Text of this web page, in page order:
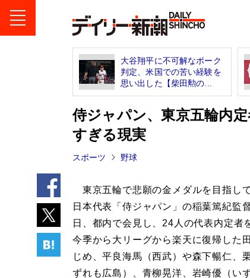
大谷翔平に不可解なボーク
判定、米国での苦い経験を
思い出した【柴田勲の...
侍ジャパン、東京五輪内
すぎる現実
スポーツ 野球
東京五輪で悲願の金メダルを目指し
日本代表「侍ジャパン」の稲葉篤紀監
日、都内で会見し、24人の代表内定者
今季から大リーグから楽天に復帰した
じめ、平良海馬（西武）や森下暢仁、
ずれも広島）、青柳晃洋、岩崎優（い